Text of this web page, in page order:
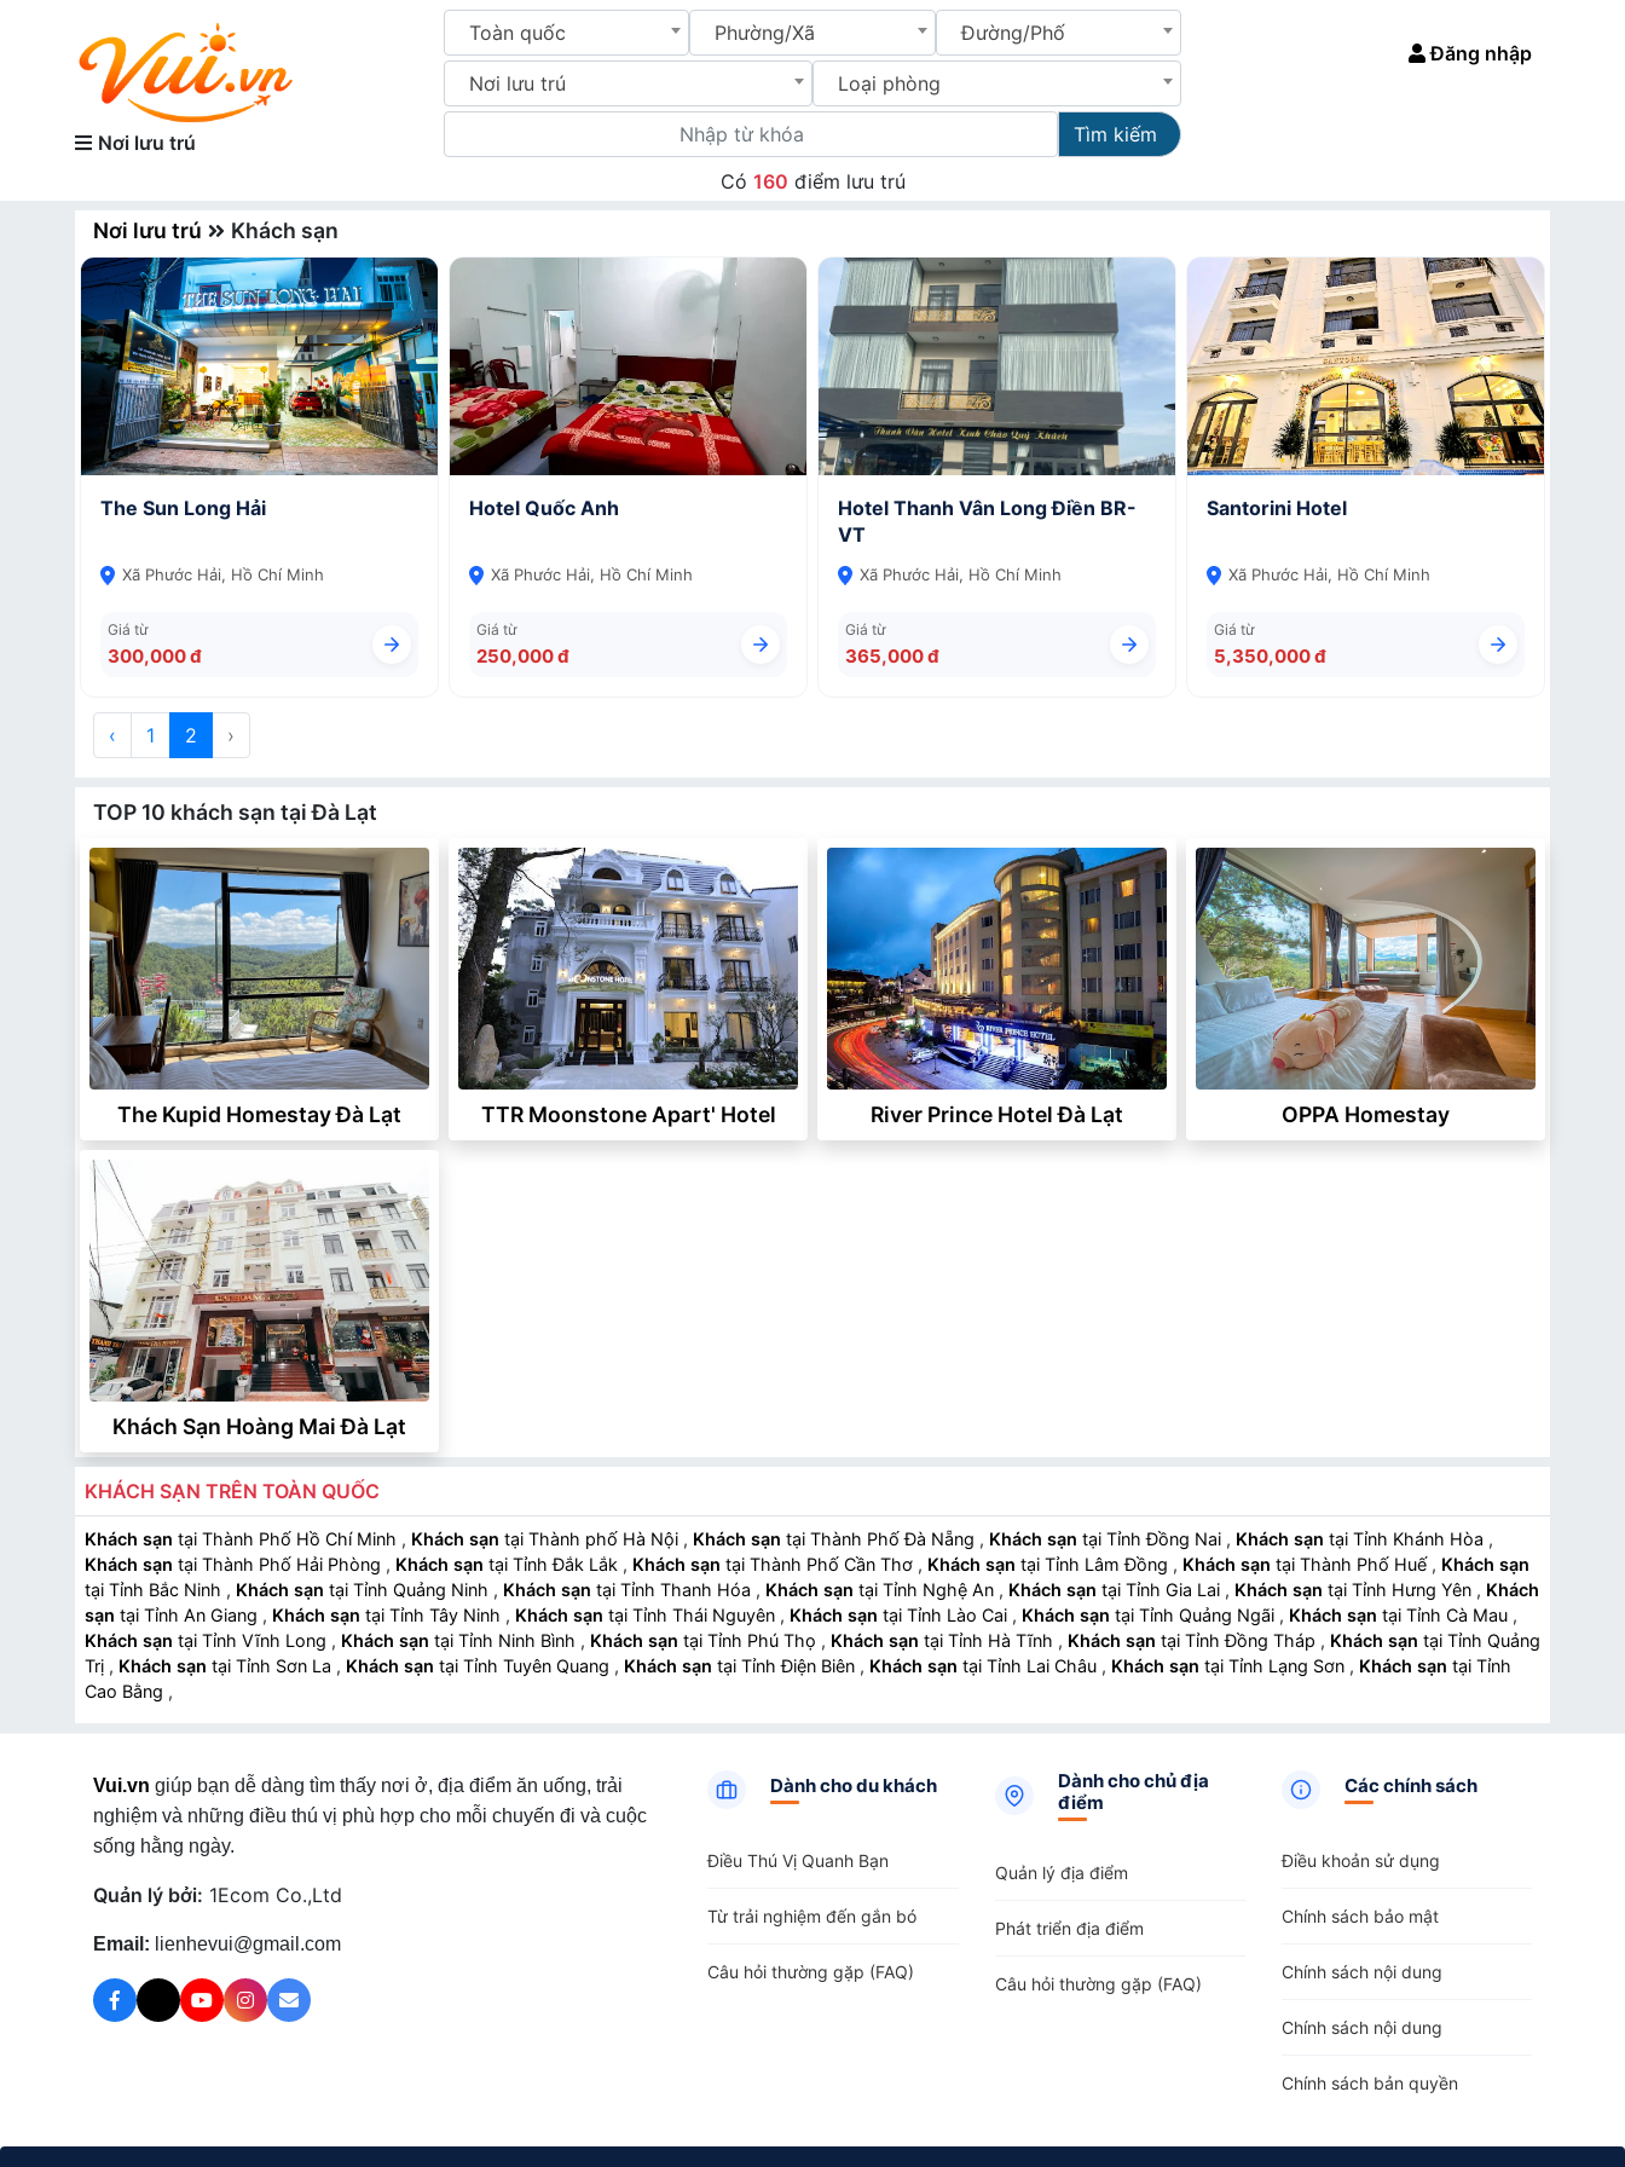
Nơi lưu trú
Toàn quốc Phường/Xã Đường/Phố
Nơi lưu trú Loại phòng
Tìm kiếm
Đăng nhập
Có 160 điểm lưu trú
Nơi lưu trú Khách sạn
The Sun Long Hải
Xã Phước Hải, Hồ Chí Minh
Giá từ
300,000 đ
Hotel Quốc Anh
Xã Phước Hải, Hồ Chí Minh
Giá từ
250,000 đ
Hotel Thanh Vân Long Điền BR-
VT
Xã Phước Hải, Hồ Chí Minh
Giá từ
365,000 đ
Santorini Hotel
Xã Phước Hải, Hồ Chí Minh
Giá từ
5,350,000 đ
‹ 1 2 ›
TOP 10 khách sạn tại Đà Lạt
The Kupid Homestay Đà Lạt TTR Moonstone Apart' Hotel River Prince Hotel Đà Lạt OPPA Homestay
Khách Sạn Hoàng Mai Đà Lạt
KHÁCH SẠN TRÊN TOÀN QUỐC
Khách sạn tại Thành Phố Hồ Chí Minh , Khách sạn tại Thành phố Hà Nội , Khách sạn tại Thành Phố Đà Nẵng , Khách sạn tại Tỉnh Đồng Nai , Khách sạn tại Tỉnh Khánh Hòa ,
Khách sạn tại Thành Phố Hải Phòng , Khách sạn tại Tỉnh Đắk Lắk , Khách sạn tại Thành Phố Cần Thơ , Khách sạn tại Tỉnh Lâm Đồng , Khách sạn tại Thành Phố Huế , Khách sạn
tại Tỉnh Bắc Ninh , Khách sạn tại Tỉnh Quảng Ninh , Khách sạn tại Tỉnh Thanh Hóa , Khách sạn tại Tỉnh Nghệ An , Khách sạn tại Tỉnh Gia Lai , Khách sạn tại Tỉnh Hưng Yên , Khách
sạn tại Tỉnh An Giang , Khách sạn tại Tỉnh Tây Ninh , Khách sạn tại Tỉnh Thái Nguyên , Khách sạn tại Tỉnh Lào Cai , Khách sạn tại Tỉnh Quảng Ngãi , Khách sạn tại Tỉnh Cà Mau ,
Khách sạn tại Tỉnh Vĩnh Long , Khách sạn tại Tỉnh Ninh Bình , Khách sạn tại Tỉnh Phú Thọ , Khách sạn tại Tỉnh Hà Tĩnh , Khách sạn tại Tỉnh Đồng Tháp , Khách sạn tại Tỉnh Quảng
Trị , Khách sạn tại Tỉnh Sơn La , Khách sạn tại Tỉnh Tuyên Quang , Khách sạn tại Tỉnh Điện Biên , Khách sạn tại Tỉnh Lai Châu , Khách sạn tại Tỉnh Lạng Sơn , Khách sạn tại Tỉnh
Cao Bằng ,
Vui.vn giúp bạn dễ dàng tìm thấy nơi ở, địa điểm ăn uống, trải
nghiệm và những điều thú vị phù hợp cho mỗi chuyến đi và cuộc
sống hằng ngày.
Quản lý bởi: 1Ecom Co.,Ltd
Email: lienhevui@gmail.com
Dành cho du khách
Điều Thú Vị Quanh Bạn
Từ trải nghiệm đến gắn bó
Câu hỏi thường gặp (FAQ)
Dành cho chủ địa
điểm
Quản lý địa điểm
Phát triển địa điểm
Câu hỏi thường gặp (FAQ)
Các chính sách
Điều khoản sử dụng
Chính sách bảo mật
Chính sách nội dung
Chính sách nội dung
Chính sách bản quyền